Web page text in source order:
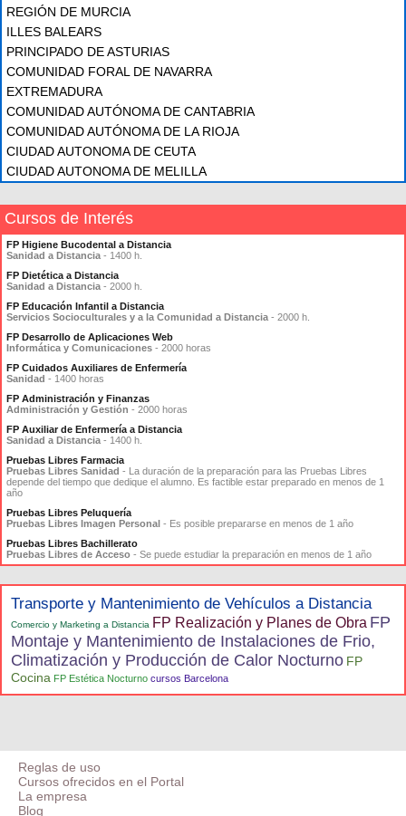
REGIÓN DE MURCIA
ILLES BALEARS
PRINCIPADO DE ASTURIAS
COMUNIDAD FORAL DE NAVARRA
EXTREMADURA
COMUNIDAD AUTÓNOMA DE CANTABRIA
COMUNIDAD AUTÓNOMA DE LA RIOJA
CIUDAD AUTONOMA DE CEUTA
CIUDAD AUTONOMA DE MELILLA
Cursos de Interés
FP Higiene Bucodental a Distancia
Sanidad a Distancia - 1400 h.
FP Dietética a Distancia
Sanidad a Distancia - 2000 h.
FP Educación Infantil a Distancia
Servicios Socioculturales y a la Comunidad a Distancia - 2000 h.
FP Desarrollo de Aplicaciones Web
Informática y Comunicaciones - 2000 horas
FP Cuidados Auxiliares de Enfermería
Sanidad - 1400 horas
FP Administración y Finanzas
Administración y Gestión - 2000 horas
FP Auxiliar de Enfermería a Distancia
Sanidad a Distancia - 1400 h.
Pruebas Libres Farmacia
Pruebas Libres Sanidad - La duración de la preparación para las Pruebas Libres
depende del tiempo que dedique el alumno. Es factible estar preparado en menos de 1
año
Pruebas Libres Peluquería
Pruebas Libres Imagen Personal - Es posible prepararse en menos de 1 año
Pruebas Libres Bachillerato
Pruebas Libres de Acceso - Se puede estudiar la preparación en menos de 1 año
Transporte y Mantenimiento de Vehículos a Distancia
Comercio y Marketing a Distancia FP Realización y Planes de Obra FP
Montaje y Mantenimiento de Instalaciones de Frio,
Climatización y Producción de Calor Nocturno FP
Cocina FP Estética Nocturno cursos Barcelona
Reglas de uso
Cursos ofrecidos en el Portal
La empresa
Blog